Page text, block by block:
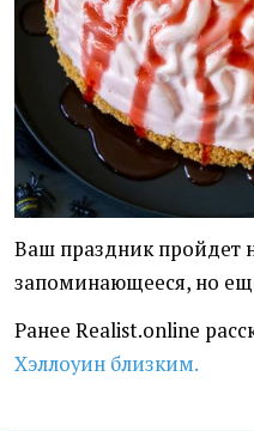
Ваш праздник пройдет
запоминающееся, но
Ранее Realist.online
Хэллоуин близким.